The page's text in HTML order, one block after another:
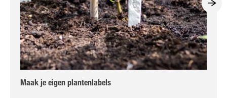
Maak je eigen plantenlabels